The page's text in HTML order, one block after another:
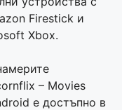
Firestick и
Xbox.
– Movies
е достъпно в